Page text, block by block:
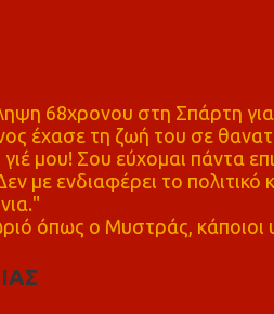
68χρονου στη Σπάρτη για
έχασε τη ζωή του σε
μου! Σου εύχομαι πάντα
με ενδιαφέρει το πολιτικό
όπως ο Μυστράς, κάποιοι